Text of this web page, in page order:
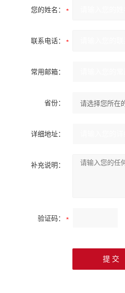
您的姓名：
联系电话：
常用邮箱：
省份：
详细地址：
补充说明：
验证码：